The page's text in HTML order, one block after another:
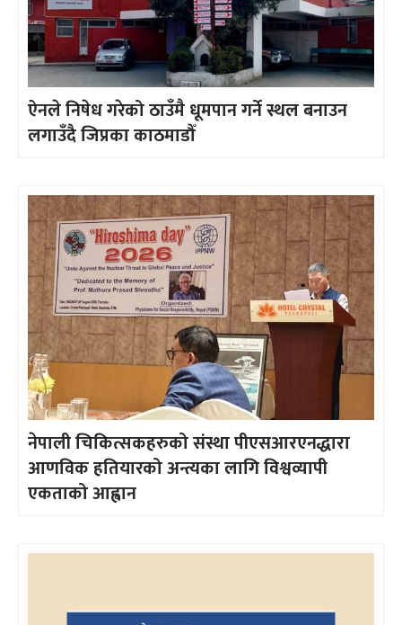
ऐनले निषेध गरेको ठाउँमै धूमपान गर्ने स्थल बनाउन
लगाउँदै जिप्रका काठमाडौँ
नेपाली चिकित्सकहरुको संस्था पीएसआरएनद्धारा
आणविक हतियारको अन्त्यका लागि विश्वव्यापी
एकताको आह्वान